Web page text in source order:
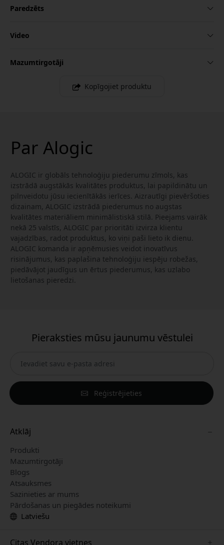
Paredzēts
Video
Mazumtirgotāji
Kopīgojiet produktu
Par Alogic
ALOGIC ir globāls tehnoloģiju piederumu zīmols, kas
izstrādā augstākās kvalitātes produktus, lai papildinātu un
pilnveidotu jūsu iecienītākās ierīces. Aizrautīgi pievēršoties
dizainam, ALOGIC izstrādā piederumus no augstas
kvalitātes materiāliem minimālistiskā stilā. Pieejams vairāk
nekā 25 valstīs, ALOGIC par prioritāti izvirza klientu
vajadzības, radot produktus, ko viņi paši lieto ik dienu.
ALOGIC komanda ir apņēmusies veidot inovatīvus
risinājumus, kas paplašina tehnoloģiju iespēju robežas,
piedāvājot jaudīgus un ērtus piederumus, kas uzlabo
lietošanas pieredzi.
Pieraksties mūsu jaunumu vēstulei
Reģistrējieties
Atklāj
Produkti
Mazumtirgotāji
Blogs
Atsauksmes
Sazinieties ar mums
Pārdošanas un piegādes noteikumi
Latviešu
Citas Vendora vietnes